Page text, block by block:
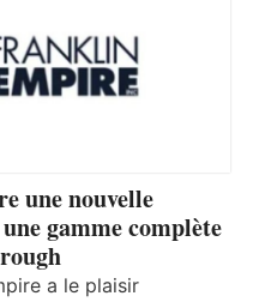
une nouvelle
gamme complète
a le plaisir